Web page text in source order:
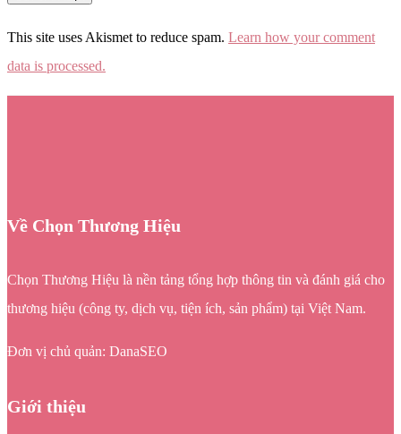
This site uses Akismet to reduce spam. Learn how your comment
data is processed.
Về Chọn Thương Hiệu
Chọn Thương Hiệu là nền tảng tổng hợp thông tin và đánh giá cho
thương hiệu (công ty, dịch vụ, tiện ích, sản phẩm) tại Việt Nam.
Đơn vị chủ quản: DanaSEO
Giới thiệu